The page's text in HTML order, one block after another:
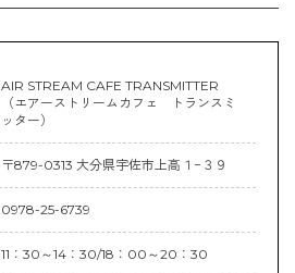
AIR STREAM CAFE TRANSMITTER
（エアーストリームカフェ トランスミ
ッター）
〒879-0313 大分県宇佐市上高１−３９
0978-25-6739
11：30～14：30/18：00～20：30